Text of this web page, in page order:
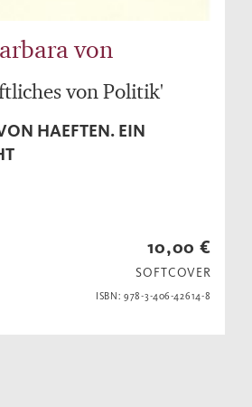
von
von Politik'
HAEFTEN. EIN
10,00 €
SOFTCOVER
ISBN: 978-3-406-42614-8